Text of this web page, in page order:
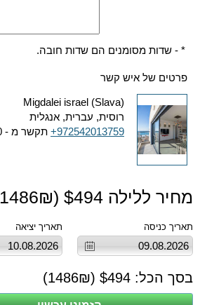
* - שדות מסומנים הם שדות חובה.
פרטים של איש קשר
Migdalei israel (Slava)
רוסית, עברית, אנגלית
+972542013759 תקשר מ - 09:00 ועד - 21:00
מחיר ללילה $ 494
(
1486₪)
תאריך כניסה תאריך יציאה
בסך הכל: $ 494
(
1486₪)